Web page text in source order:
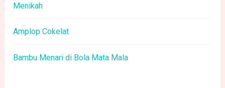
Menikah
Amplop Cokelat
Bambu Menari di Bola Mata Mala